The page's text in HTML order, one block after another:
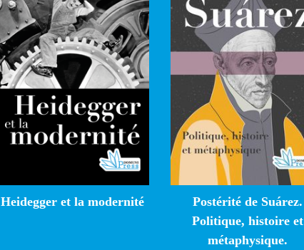
Heidegger et la modernité
Postérité de Suárez.
Politique, histoire et
métaphysique.